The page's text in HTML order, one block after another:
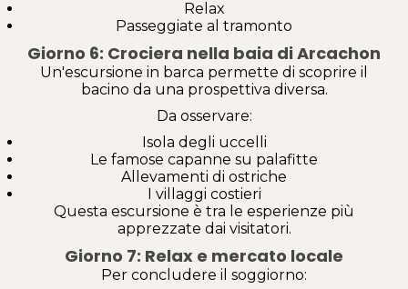
Relax
Passeggiate al tramonto
Giorno 6: Crociera nella baia di Arcachon
Un'escursione in barca permette di scoprire il
bacino da una prospettiva diversa.
Da osservare:
Isola degli uccelli
Le famose capanne su palafitte
Allevamenti di ostriche
I villaggi costieri
Questa escursione è tra le esperienze più
apprezzate dai visitatori.
Giorno 7: Relax e mercato locale
Per concludere il soggiorno: